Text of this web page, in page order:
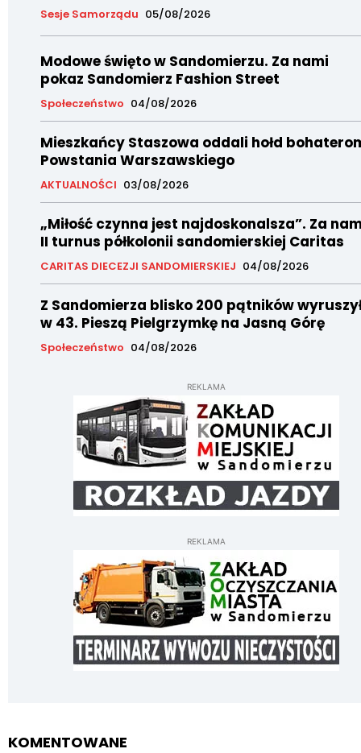
Sesje Samorządu 05/08/2026
Modowe święto w Sandomierzu. Za nami
pokaz Sandomierz Fashion Street
Społeczeństwo 04/08/2026
Mieszkańcy Staszowa oddali hołd
Powstania Warszawskiego
AKTUALNOŚCI 03/08/2026
„Miłość czynna jest najdoskonalsza”. Za
II turnus półkolonii sandomierskiej Caritas
CARITAS DIECEZJI SANDOMIERSKIEJ 04/08/2026
Z Sandomierza blisko 200 pątników
w 43. Pieszą Pielgrzymkę na Jasną Górę
Społeczeństwo 04/08/2026
REKLAMA
REKLAMA
KOMENTOWANE